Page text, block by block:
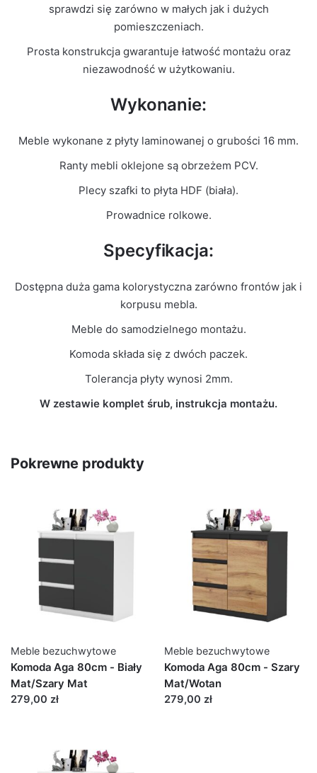
sprawdzi się zarówno w małych jak i dużych
pomieszczeniach.
Prosta konstrukcja gwarantuje łatwość montażu oraz
niezawodność w użytkowaniu.
Wykonanie:
Meble wykonane z płyty laminowanej o grubości 16 mm.
Ranty mebli oklejone są obrzeżem PCV.
Plecy szafki to płyta HDF (biała).
Prowadnice rolkowe.
Specyfikacja:
Dostępna duża gama kolorystyczna zarówno frontów jak i
korpusu mebla.
Meble do samodzielnego montażu.
Komoda składa się z dwóch paczek.
Tolerancja płyty wynosi 2mm.
W zestawie komplet śrub, instrukcja montażu.
Rolkowe
Pokrewne produkty
Meble bezuchwytowe
Komoda Aga 80cm - Biały
Mat/Szary Mat
279,00 zł
Meble bezuchwytowe
Komoda Aga 80cm - Szary
Mat/Wotan
279,00 zł